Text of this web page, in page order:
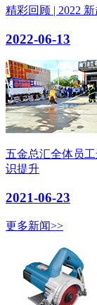
精彩回顾 | 2022
2022-06-13
五金总汇全体员
识提升
2021-06-23
更多新闻>>